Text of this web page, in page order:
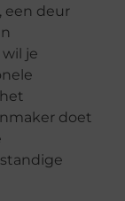
een deur
je
doet